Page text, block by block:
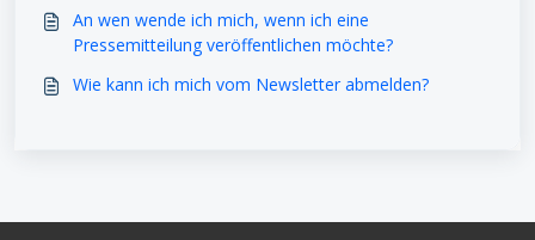
An wen wende ich mich, wenn ich eine
Pressemitteilung veröffentlichen möchte?
Wie kann ich mich vom Newsletter abmelden?